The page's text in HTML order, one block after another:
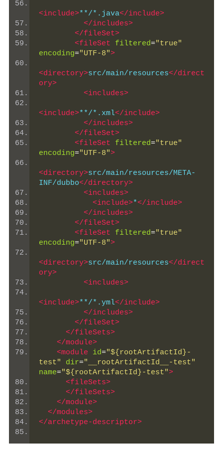
<include>**/*.java</include>
</includes>
</fileSet>
<fileSet
filtered="true"
encoding="UTF-8">
<directory>src/main/resources</direct
ory>
<includes>
<include>**/*.xml</include>
</includes>
</fileSet>
<fileSet
filtered="true"
encoding="UTF-8">
<directory>src/main/resources/META-
INF/dubbo</directory>
<includes>
<include>*</include>
</includes>
</fileSet>
<fileSet
filtered="true"
encoding="UTF-8">
<directory>src/main/resources</direct
ory>
<includes>
<include>**/*.yml</include>
</includes>
</fileSet>
</fileSets>
</module>
<module
id="${rootArtifactId}-
test"
dir="__rootArtifactId__-test"
name="${rootArtifactId}-test">
<fileSets>
</fileSets>
</module>
</modules>
</archetype-descriptor>